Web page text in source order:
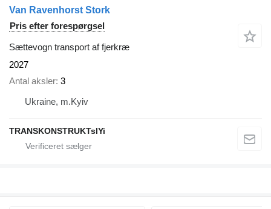
Van Ravenhorst Stork
Pris efter forespørgsel
Sættevogn transport af fjerkræ
2027
Antal aksler 3
Ukraine, m.Kyiv
TRANSKONSTRUKTsIYi